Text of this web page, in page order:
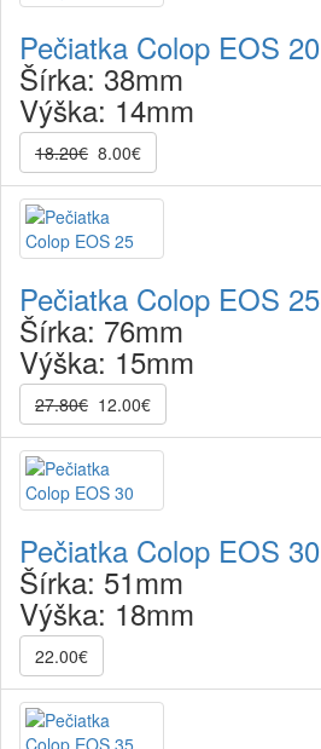
Pečiatka Colop EOS 20
Šírka: 38mm
Výška: 14mm
18.20€ 8.00€
Pečiatka Colop EOS 25
Šírka: 76mm
Výška: 15mm
27.80€ 12.00€
Pečiatka Colop EOS 30
Šírka: 51mm
Výška: 18mm
22.00€